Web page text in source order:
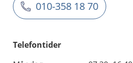
010-358 18 70
Telefontider